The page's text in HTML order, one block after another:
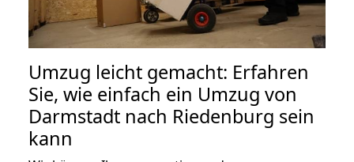
Umzug leicht gemacht: Erfahren
Sie, wie einfach ein Umzug von
Darmstadt nach Riedenburg sein
kann